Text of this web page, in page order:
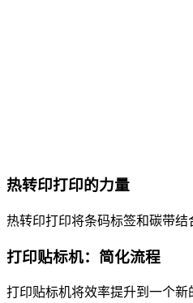
热转印打印的力量
热转印打印将条码标签和碳带结
打印贴标机：简化流程
打印贴标机将效率提升到一个